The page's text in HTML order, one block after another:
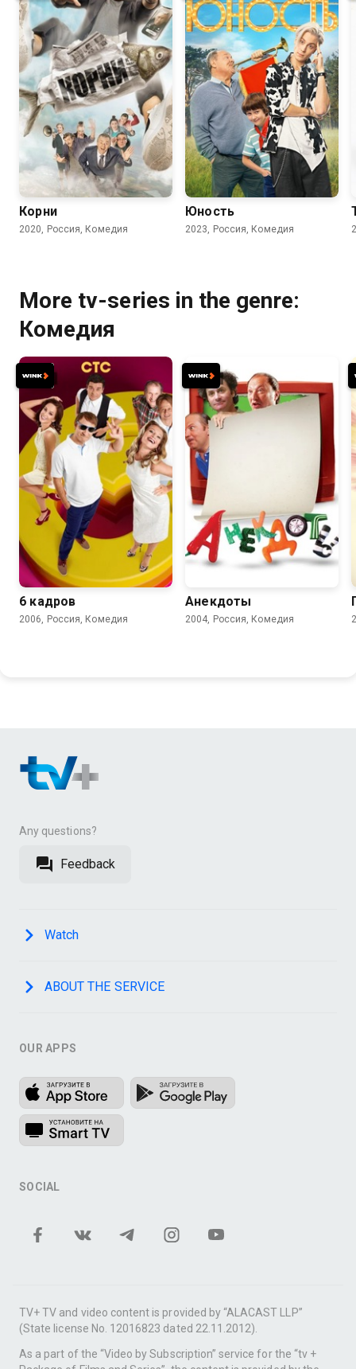
7.7
Корни
2020, Россия, Комедия
7.8
Юность
2023, Россия, Комедия
More tv-series in the genre:
Комедия
6.2 5.3
6 кадров
2006, Россия, Комедия
5.5
Анекдоты
2004, Россия, Комедия
Any questions?
Feedback
Watch
ABOUT THE SERVICE
OUR APPS
SOCIAL
TV+ TV and video content is provided by “ALACAST LLP”
(State license No. 12016823 dated 22.11.2012).
As a part of the “Video by Subscription” service for the “tv +